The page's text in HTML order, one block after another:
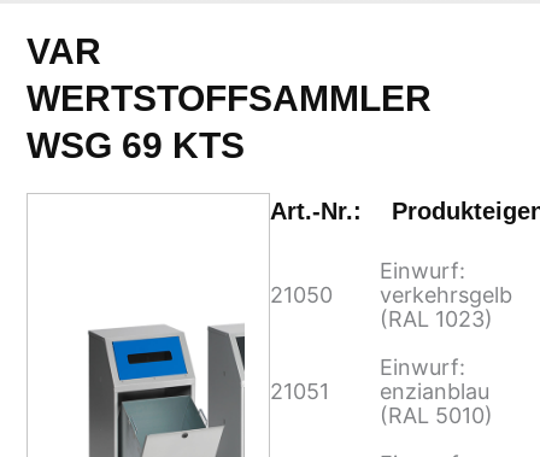
VAR
WERTSTOFFSAMMLER
WSG 69 KTS
Art.-Nr.:
21050
Einwurf:
verkehrsgelb
(RAL 1023)
21051
Einwurf:
enzianblau
(RAL 5010)